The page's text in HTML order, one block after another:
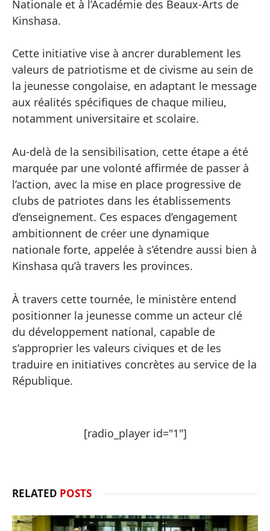
Nationale et à l’Académie des Beaux-Arts de
Kinshasa.
Cette initiative vise à ancrer durablement les
valeurs de patriotisme et de civisme au sein de
la jeunesse congolaise, en adaptant le message
aux réalités spécifiques de chaque milieu,
notamment universitaire et scolaire.
Au-delà de la sensibilisation, cette étape a été
marquée par une volonté affirmée de passer à
l’action, avec la mise en place progressive de
clubs de patriotes dans les établissements
d’enseignement. Ces espaces d’engagement
ambitionnent de créer une dynamique
nationale forte, appelée à s’étendre aussi bien à
Kinshasa qu’à travers les provinces.
À travers cette tournée, le ministère entend
positionner la jeunesse comme un acteur clé
du développement national, capable de
s’approprier les valeurs civiques et de les
traduire en initiatives concrètes au service de la
République.
[radio_player id="1"]
RELATED POSTS